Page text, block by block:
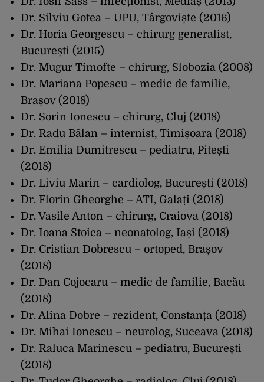
Dr. Silviu Gotea – UPU, Târgoviște (2016)
Dr. Horia Georgescu – chirurg generalist,
București (2015)
Dr. Mugur Timofte – chirurg, Slobozia (2008)
Dr. Mariana Popescu – medic de familie,
Brașov (2018)
Dr. Sorin Ionescu – chirurg, Cluj (2018)
Dr. Radu Bălan – internist, Timișoara (2018)
Dr. Emilia Dumitrescu – pediatru, Pitești
(2018)
Dr. Liviu Marin – cardiolog, București (2018)
Dr. Florin Gheorghe – ATI, Galați (2018)
Dr. Vasile Anton – chirurg, Craiova (2018)
Dr. Ioana Stoica – neonatolog, Iași (2018)
Dr. Cristian Dobrescu – ortoped, Brașov
(2018)
Dr. Dan Cojocaru – medic de familie, Bacău
(2018)
Dr. Alina Dobre – rezident, Constanța (2018)
Dr. Mihai Ionescu – neurolog, Suceava (2018)
Dr. Raluca Marinescu – pediatru, București
(2018)